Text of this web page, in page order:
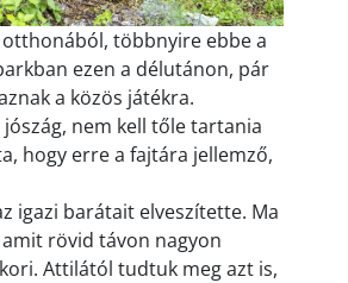
többnyire ebbe a
ezen a délutánon, pár
a közös játékra.
nem kell tőle tartania
hogy erre a fajtára jellemző,
igazi barátait elveszítette. Ma
rövid távon nagyon
Attilától tudtuk meg azt is,